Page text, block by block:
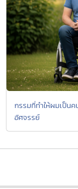
กรรมที่ทำให้ผมเป็น
อัศจรรย์